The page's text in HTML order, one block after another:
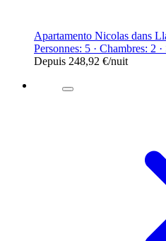
Apartamento Nicolas dans
Personnes: 5 · Chambres: 2
Depuis 248,92 €/nuit